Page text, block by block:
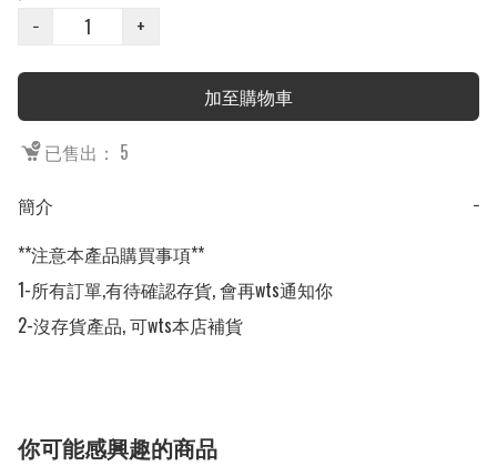
−
+
加至購物車
已售出： 5
簡介
−
**注意本產品購買事項**
1-所有訂單,有待確認存貨, 會再wts通知你
2-沒存貨產品, 可wts本店補貨
你可能感興趣的商品